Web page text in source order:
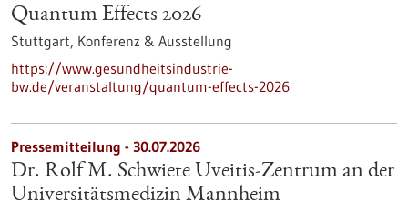
Quantum Effects 2026
Stuttgart, Konferenz & Ausstellung
https://www.gesundheitsindustrie-
bw.de/veranstaltung/quantum-effects-2026
Pressemitteilung - 30.07.2026
Dr. Rolf M. Schwiete Uveitis-Zentrum an der
Universitätsmedizin Mannheim